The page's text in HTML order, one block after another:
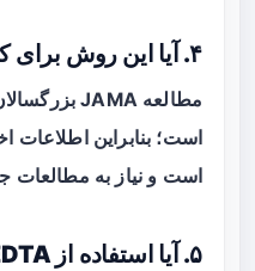
۴. آیا این روش برای کودکان هم مفید است؟
است؛ بنابراین
است و نیاز به مطالعات
۵. آیا استفاده از t-EDTA هزینه‌بر است؟